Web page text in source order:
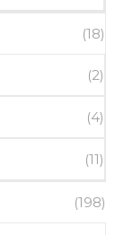
(18)
(2)
(4)
(11)
(198)